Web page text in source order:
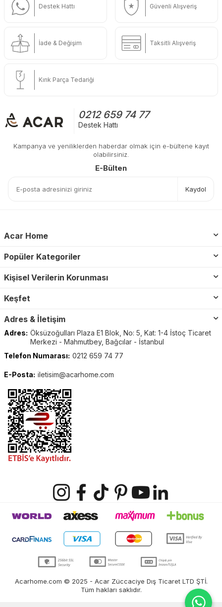
Destek Hattı Güvenli Alışveriş
İade & Değişim Taksitli Alışveriş
Kırık Parça Tedariği
0212 659 74 77
Destek Hattı
Kampanya ve yeniliklerden haberdar olmak için e-bültene kayıt
olabilirsiniz.
E-Bülten
Kaydol
Acar Home
Popüler Kategoriler
Kişisel Verilerin Korunması
Keşfet
Adres & İletişim
Adres: Öksüzoğulları Plaza E1 Blok, No: 5, Kat: 1-4 İstoç Ticaret
Merkezi - Mahmutbey, Bağcılar - İstanbul
Telefon Numarası: 0212 659 74 77
E-Posta: iletisim@acarhome.com
Acarhome.com © 2025 - Acar Züccaciye Dış Ticaret LTD ŞTİ.
Tüm hakları saklıdır.